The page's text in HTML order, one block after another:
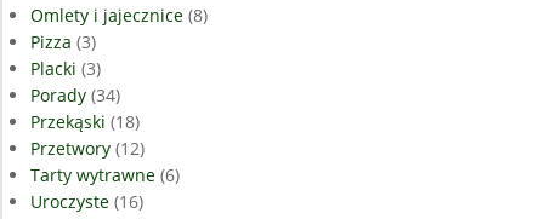
Omlety i jajecznice (8)
Pizza (3)
Placki (3)
Porady (34)
Przekąski (18)
Przetwory (12)
Tarty wytrawne (6)
Uroczyste (16)